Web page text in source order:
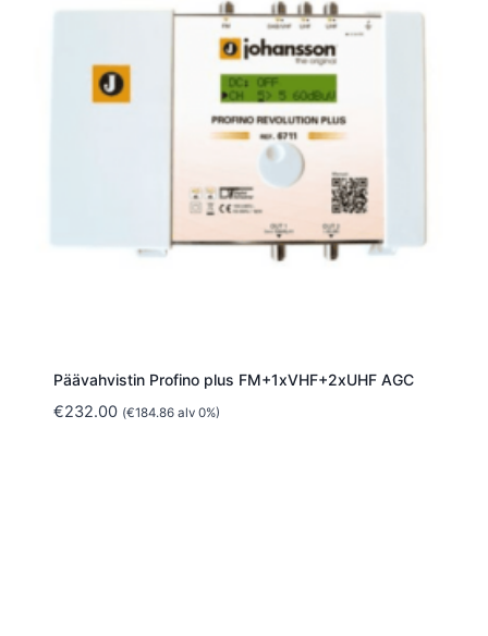
Päävahvistin Profino plus FM+1xVHF+2xUHF AGC
€232.00 (€184.86alv 0%)